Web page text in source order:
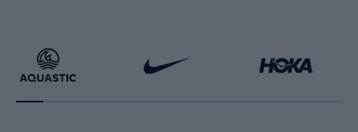
Bikepacking
Sport con le racchette